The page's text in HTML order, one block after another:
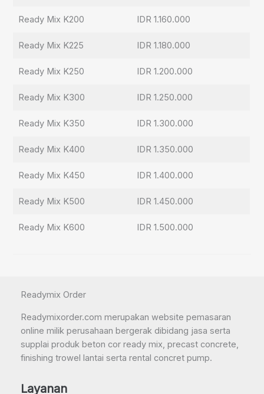
Ready Mix K200 IDR 1.160.000
Ready Mix K225 IDR 1.180.000
Ready Mix K250 IDR 1.200.000
Ready Mix K300 IDR 1.250.000
Ready Mix K350 IDR 1.300.000
Ready Mix K400 IDR 1.350.000
Ready Mix K450 IDR 1.400.000
Ready Mix K500 IDR 1.450.000
Ready Mix K600 IDR 1.500.000
Readymix Order
Readymixorder.com merupakan website pemasaran
online milik perusahaan bergerak dibidang jasa serta
supplai produk beton cor ready mix, precast concrete,
finishing trowel lantai serta rental concret pump.
Layanan